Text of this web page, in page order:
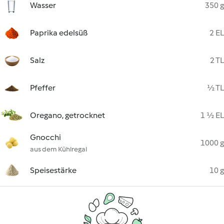
Wasser 350 g
Paprika edelsüß 2 EL
Salz 2 TL
Pfeffer ½ TL
Oregano, getrocknet 1 ½ EL
Gnocchi
aus dem Kühlregal
1000 g
Speisestärke 10 g